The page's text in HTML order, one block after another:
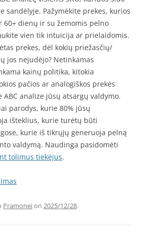
sandėlyje. Pažymėkite prekes, kurios
dienų ir su žemomis pelno
vien tik intuicija ar prielaidomis.
prekes, dėl kokių priežasčių/
jos nejudėjo? Netinkamas
kainų politika, kitokia
pačios ar analogiškos prekės
ABC analize jūsų atsargų valdymo.
parodys, kurie 80% jūsų
išteklius, kurie turėtų būti
kurie iš tikrųjų generuoja pelną
valdymą. Naudinga pasidomėti
tolimus tiekėjus.
Pramoneion 2025/12/28.